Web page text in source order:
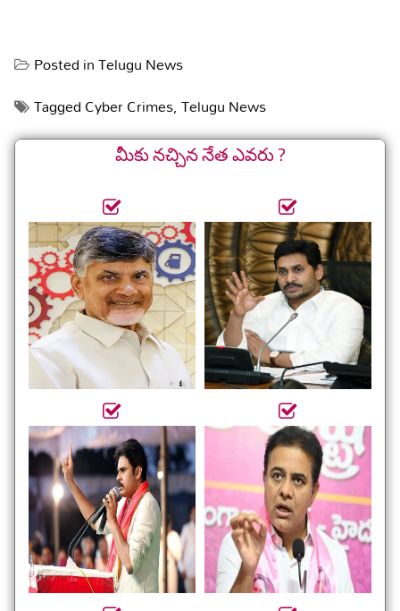
Posted inTelugu News
TaggedCyber Crimes,Telugu News
మీకు నచ్చిన నేత ఎవరు ?